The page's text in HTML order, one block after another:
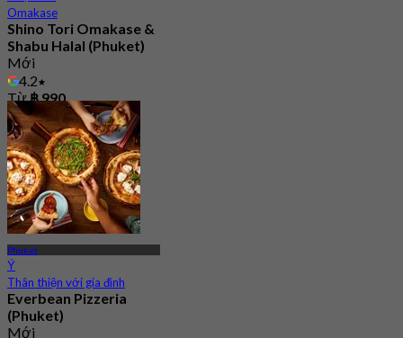
Omakase
Shino Tori Omakase &
Shabu Halal (Phuket)
Mới
4.2
Từ฿ 990
Phuket
Ý
Thân thiện với gia đình
Everbean Pizzeria
(Phuket)
Mới